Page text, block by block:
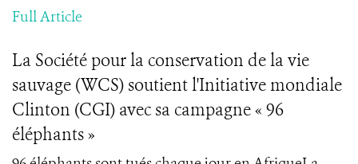
Full Article
La Société pour la conservation de la vie
sauvage (WCS) soutient l'Initiative mondiale
Clinton (CGI) avec sa campagne « 96
éléphants »